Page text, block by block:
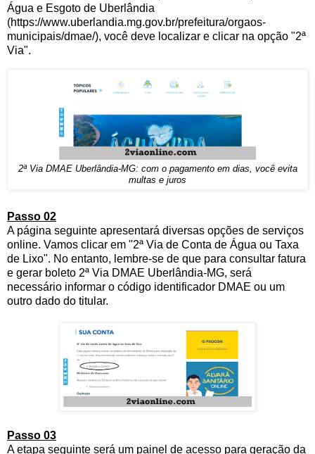
Água e Esgoto de Uberlândia
(https://www.uberlandia.mg.gov.br/prefeitura/orgaos-
municipais/dmae/), você deve localizar e clicar na opção "2ª
Via".
2ª Via DMAE Uberlândia-MG: com o pagamento em dias, você evita
multas e juros
Passo 02
A página seguinte apresentará diversas opções de serviços
online. Vamos clicar em "2ª Via de Conta de Água ou Taxa
de Lixo". No entanto, lembre-se de que para consultar fatura
e gerar boleto 2ª Via DMAE Uberlândia-MG, será
necessário informar o código identificador DMAE ou um
outro dado do titular.
Passo 03
A etapa seguinte será um painel de acesso para geração da